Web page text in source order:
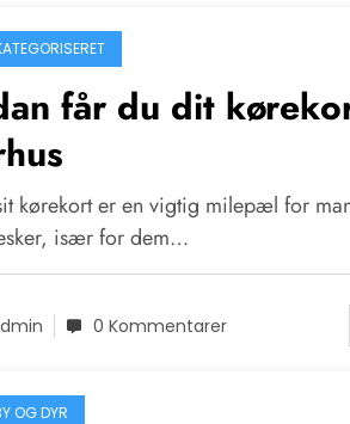
får du dit
kørekort er en vigtig milepæl for
især for dem…
0 Kommentarer
OG DYR